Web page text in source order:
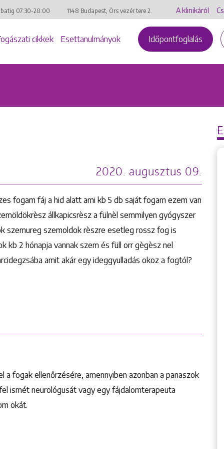
07:30-20:00 1148 Budapest, Örs vezér tere 2. A klinikáról
cikkek Esettanulmányok Időpontfoglalás
2020. augusztus 09.
fogam fáj a hid alatt ami kb 5 db saját fogam ezem van
állkapicsrèsz a fülnèl semmilyen gyógyszer
szemureg szemoldok rèszre esetleg rossz fog is
kb 2 hónapja vannak szem és füll orr gègèsz nel
amit akár egy ideggyulladás okoz a fogtól?
fogak ellenőrzésére, amennyiben azonban a panaszok
ismét neurológusát vagy egy fájdalomterapeuta
okát.